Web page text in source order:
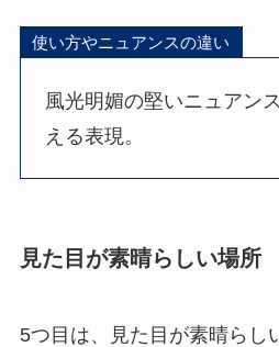
使い方やニュアンスの違い
風光明媚の堅いニュアン
える表現。
見た目が素晴らしい場所
5つ目は、見た目が素晴らし